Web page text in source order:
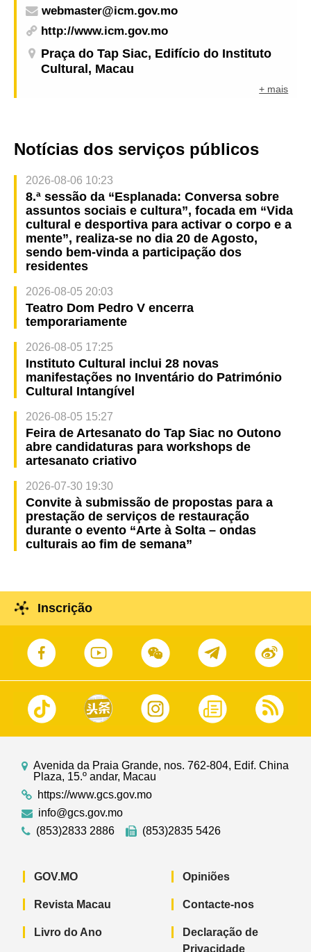
webmaster@icm.gov.mo
http://www.icm.gov.mo
Praça do Tap Siac, Edifício do Instituto
Cultural, Macau
+ mais
Notícias dos serviços públicos
2026-08-06 10:23
8.ª sessão da “Esplanada: Conversa sobre
assuntos sociais e cultura”, focada em “Vida
cultural e desportiva para activar o corpo e a
mente”, realiza-se no dia 20 de Agosto,
sendo bem-vinda a participação dos
residentes
2026-08-05 20:03
Teatro Dom Pedro V encerra
temporariamente
2026-08-05 17:25
Instituto Cultural inclui 28 novas
manifestações no Inventário do Património
Cultural Intangível
2026-08-05 15:27
Feira de Artesanato do Tap Siac no Outono
abre candidaturas para workshops de
artesanato criativo
2026-07-30 19:30
Convite à submissão de propostas para a
prestação de serviços de restauração
durante o evento “Arte à Solta – ondas
culturais ao fim de semana”
Inscrição
Avenida da Praia Grande, nos. 762-804, Edif. China
Plaza, 15.º andar, Macau
https://www.gcs.gov.mo
info@gcs.gov.mo
(853)2833 2886
(853)2835 5426
GOV.MO
Revista Macau
Livro do Ano
Opiniões
Contacte-nos
Declaração de
Privacidade